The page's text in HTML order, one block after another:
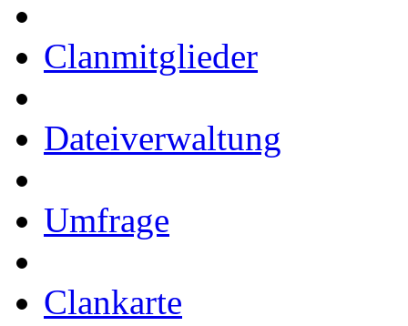
Clanmitglieder
Dateiverwaltung
Umfrage
Clankarte